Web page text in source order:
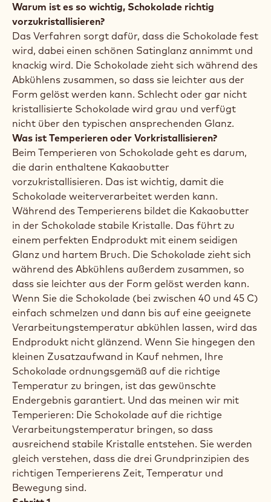
Warum ist es so wichtig, Schokolade richtig
vorzukristallisieren?
Das Verfahren sorgt dafür, dass die Schokolade fest
wird, dabei einen schönen Satinglanz annimmt und
knackig wird. Die Schokolade zieht sich während des
Abkühlens zusammen, so dass sie leichter aus der
Form gelöst werden kann. Schlecht oder gar nicht
kristallisierte Schokolade wird grau und verfügt
nicht über den typischen ansprechenden Glanz.
Was ist Temperieren oder Vorkristallisieren?
Beim Temperieren von Schokolade geht es darum,
die darin enthaltene Kakaobutter
vorzukristallisieren. Das ist wichtig, damit die
Schokolade weiterverarbeitet werden kann.
Während des Temperierens bildet die Kakaobutter
in der Schokolade stabile Kristalle. Das führt zu
einem perfekten Endprodukt mit einem seidigen
Glanz und hartem Bruch. Die Schokolade zieht sich
während des Abkühlens außerdem zusammen, so
dass sie leichter aus der Form gelöst werden kann.
Wenn Sie die Schokolade (bei zwischen 40 und 45 C)
einfach schmelzen und dann bis auf eine geeignete
Verarbeitungstemperatur abkühlen lassen, wird das
Endprodukt nicht glänzend. Wenn Sie hingegen den
kleinen Zusatzaufwand in Kauf nehmen, Ihre
Schokolade ordnungsgemäß auf die richtige
Temperatur zu bringen, ist das gewünschte
Endergebnis garantiert. Und das meinen wir mit
Temperieren: Die Schokolade auf die richtige
Verarbeitungstemperatur bringen, so dass
ausreichend stabile Kristalle entstehen. Sie werden
gleich verstehen, dass die drei Grundprinzipien des
richtigen Temperierens Zeit, Temperatur und
Bewegung sind.